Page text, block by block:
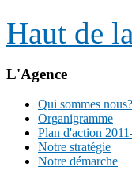
Haut de
L'Agence
Qui sommes nous?
Organigramme
Plan d'action
Notre stratégie
Notre démarche